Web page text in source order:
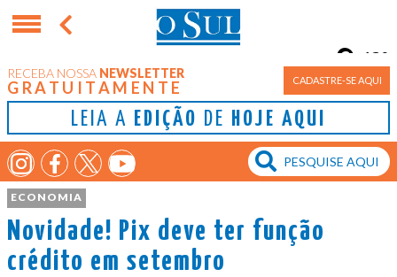
RECEBA NOSSA NEWSLETTER
GRATUITAMENTE CADASTRE-SE AQUI
LEIA A EDIÇÃO DE HOJE AQUI
Porto Alegre
13°
ECONOMIA
Novidade! Pix deve ter função
crédito em setembro